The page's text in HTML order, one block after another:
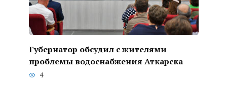
Губернатор обсудил с жителями
проблемы водоснабжения Аткарска
4